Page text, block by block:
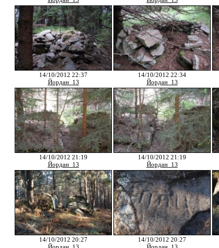
14/10/2012 22:37
Йордан_13
14/10/2012 22:34
Йордан_13
14/10/2012 21:19
Йордан_13
14/10/2012 21:19
Йордан_13
14/10/2012 20:27
14/10/2012 20:27